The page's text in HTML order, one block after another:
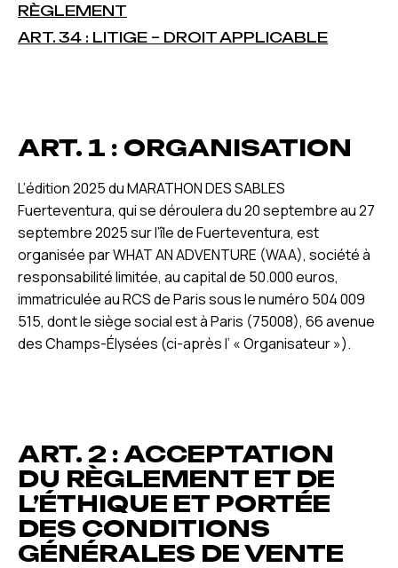
RÈGLEMENT
ART. 34 : LITIGE – DROIT APPLICABLE
ART. 1 : ORGANISATION
L’édition 2025 du MARATHON DES SABLES
Fuerteventura, qui se déroulera du 20 septembre au 27
septembre 2025 sur l’île de Fuerteventura, est
organisée par WHAT AN ADVENTURE (WAA), société à
responsabilité limitée, au capital de 50.000 euros,
immatriculée au RCS de Paris sous le numéro 504 009
515, dont le siège social est à Paris (75008), 66 avenue
des Champs-Élysées (ci-après l’ « Organisateur »).
ART. 2 : ACCEPTATION
DU RÈGLEMENT ET DE
L’ÉTHIQUE ET PORTÉE
DES CONDITIONS
GÉNÉRALES DE VENTE